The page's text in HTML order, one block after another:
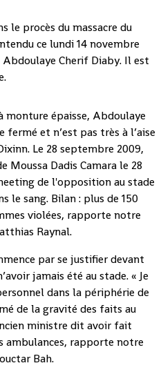
le procès du massacre du
ce lundi 14 novembre
Cherif Diaby. Il est
monture épaisse, Abdoulaye
fermé et n’est pas très à l’aise
Le 28 septembre 2009,
Dadis Camara le 28
de l'opposition au stade
le sang. Bilan : plus de 150
violées, rapporte notre
Raynal.
par se justifier devant
jamais été au stade. « Je
dans la périphérie de
de la gravité des faits au
ministre dit avoir fait
ambulances, rapporte notre
Bah.